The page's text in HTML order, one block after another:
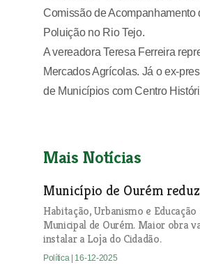
Comissão de
Poluição no Rio Tejo.
A vereadora Teresa Ferreira
Mercados Agrícolas. Já o ex-
de Municípios com Centro
Mais Notícias
Município de Ourém
Habitação, Urbanismo e
Municipal de Ourém. Maior obra
instalar a Loja do Cidadão.
Política | 16-12-2025